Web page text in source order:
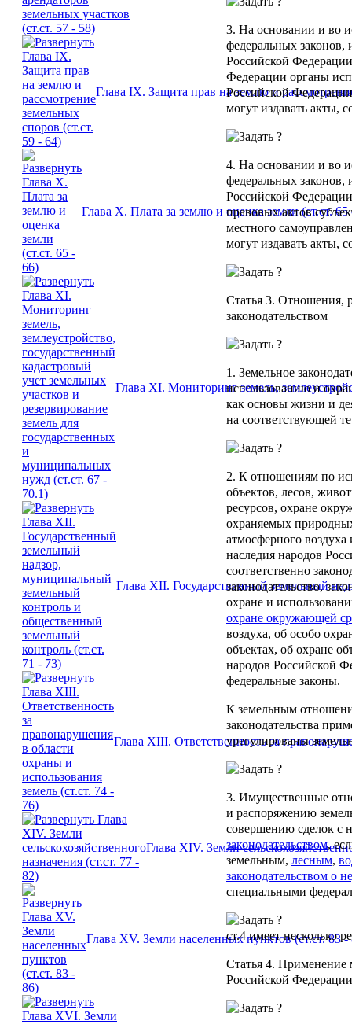
Глава IX. Защита прав на землю и
Глава X. Плата за землю и оценка земли (ст.ст. 65
Глава XI. Мониторинг земель,
Глава XII. Государственный земельный
Глава XIII. Ответственность за
Глава XIV. Земли
Глава XV. Земли населенных пунктов (ст.ст. 83 -
3. На основании и во
федеральных
Российской
Федерации органы
Российской
могут издавать акты,
4. На основании и во
федеральных
Российской
правовых актов
местного
могут издавать акты,
Статья 3. Отношения,
законодательством
1. Земельное
использованию и
как основы жизни и
на соответствующей
2. К отношениям по
объектов, лесов,
ресурсов, охране
охраняемых
атмосферного воздуха
наследия народов
соответственно
законодательство,
охране и
охране окружающей
воздуха, об особо
объектах, об охране
народов Российской
федеральные законы.
К земельным
законодательства
урегулированы
3. Имущественные
и распоряжению
совершению сделок с
законодательством,
земельным, лесным,
законодательством о
специальными
ст.4имеет несколько
Статья 4. Применение
Российской Федерации